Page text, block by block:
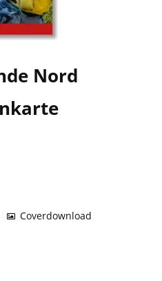
Nord
Coverdownload